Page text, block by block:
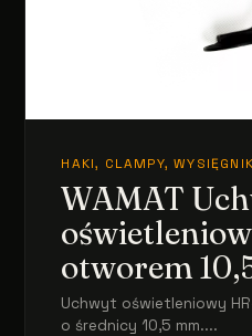
HAKI, CLAMPY,
WAMAT
otworem
Uchwyt oświetleniowy
o średnicy 10,5 mm....